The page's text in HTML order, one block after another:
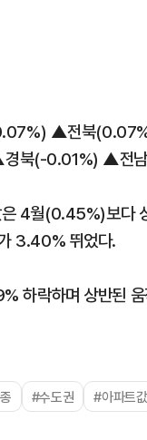
▲전북
(-0.01%) ▲전남
은 4월(0.45%)보다
3.40% 뛰었다.
하락하며 상반된
#수도권 #아파트값